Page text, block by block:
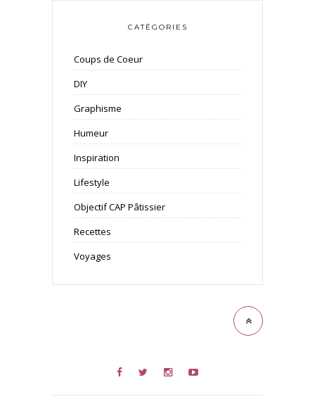
CATÉGORIES
Coups de Coeur
DIY
Graphisme
Humeur
Inspiration
Lifestyle
Objectif CAP Pâtissier
Recettes
Voyages